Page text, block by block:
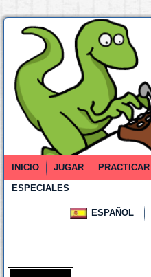
INICIO JUGAR PRACTICAR
ESPECIALES
ESPAÑOL